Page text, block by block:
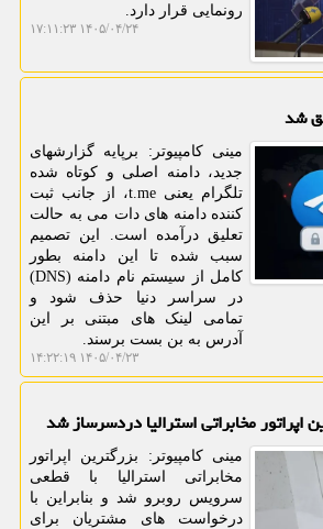
رونمایی قرار دارد.
۱۴۰۵/۰۴/۲۴ ۱۷:۱۱:۲۳
شد
مینی کامپیوتر: برپایه گزارشهای
جدید، دامنه اصلی و کوتاه شده
تلگرام یعنی t.me، از جانب ثبت
کننده دامنه های دات می به حالت
تعلیق درآمده است. این تصمیم
سبب شده تا این دامنه بطور
کامل از سیستم نام دامنه (DNS)
در سراسر دنیا حذف شود و
تمامی لینک های مبتنی بر این
آدرس به بن بست برسند.
۱۴۰۵/۰۴/۲۳ ۱۴:۲۲:۱۹
مخابراتی استرالیا دردسرساز شد
مینی کامپیوتر: بزرگترین اپراتور
مخابراتی استرالیا با قطعی
سرویس روبرو شد و بنابراین با
درخواست های مشتریان برای